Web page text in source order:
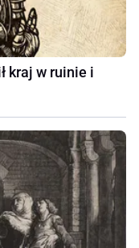
kraj w ruinie i